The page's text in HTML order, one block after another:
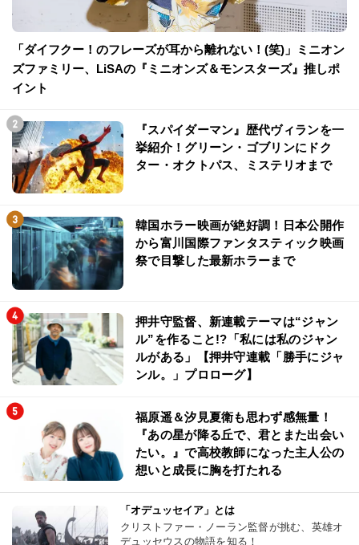
「ダイフクー！のフレーズが耳から離れない！(笑)」ミニオン
ズファミリー、LiSAの『ミニオンズ＆モンスターズ』推しポ
イント
『スパイダーマン』歴代ヴィランを一
挙紹介！グリーン・ゴブリンにドク
ター・オクトパス、ミステリオまで
韓国ホラー映画が絶好調！日本公開作
から富川国際ファンタスティック映画
祭で目撃した最新ホラーまで
押井守監督、新連載テーマは“ジャン
ル”を作ること!?「私には私のジャン
ルがある」【押井守連載「勝手にジャ
ンル。」プロローグ】
福原遥＆汐見夏衛も思わず感無量！
『あの星が降る丘で、君とまた出会い
たい。』で高校教師になった主人公の
想いと成長に胸を打たれる
「オデュッセイア」とは
クリストファー・ノーラン監督が挑む、英雄オ
デュッセウスの物語を知る！